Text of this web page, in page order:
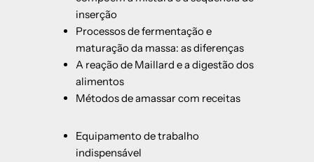
inserção
Processos de fermentação e
maturação da massa: as diferenças
A reação de Maillard e a digestão dos
alimentos
Métodos de amassar com receitas
Equipamento de trabalho
indispensável